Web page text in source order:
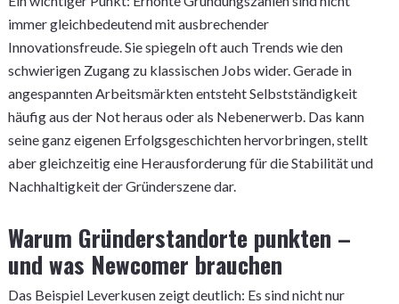
immer gleichbedeutend mit ausbrechender
Innovationsfreude. Sie spiegeln oft auch Trends wie den
schwierigen Zugang zu klassischen Jobs wider. Gerade in
angespannten Arbeitsmärkten entsteht Selbstständigkeit
häufig aus der Not heraus oder als Nebenerwerb. Das kann
seine ganz eigenen Erfolgsgeschichten hervorbringen, stellt
aber gleichzeitig eine Herausforderung für die Stabilität und
Nachhaltigkeit der Gründerszene dar.
Warum Gründerstandorte punkten –
und was Newcomer brauchen
Das Beispiel Leverkusen zeigt deutlich: Es sind nicht nur